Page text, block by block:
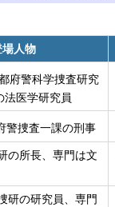
人物
府警科学捜査研究
法医学研究員
警捜査一課の刑事
の所長、専門は文
研の研究員、専門